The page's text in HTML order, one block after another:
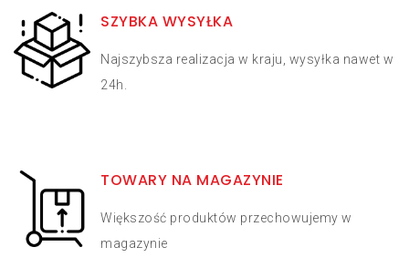
SZYBKA WYSYŁKA
Najszybsza realizacja w kraju, wysyłka nawet w
24h.
TOWARY NA MAGAZYNIE
Większość produktów przechowujemy w
magazynie